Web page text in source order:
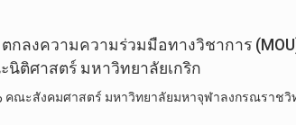
ลงความความร่วมมือทางวิชาการ​
นิติ​ศาสตร์​ มหา​วิทยาลัย​เกริก
ณะ​สังคม​ศาสตร์​ มหา​วิทยาลัย​มหา​จุฬา​ลง​ก​รณ​ราช​วิท